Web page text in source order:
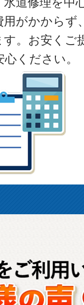
がかからず
。お安くご
ください。